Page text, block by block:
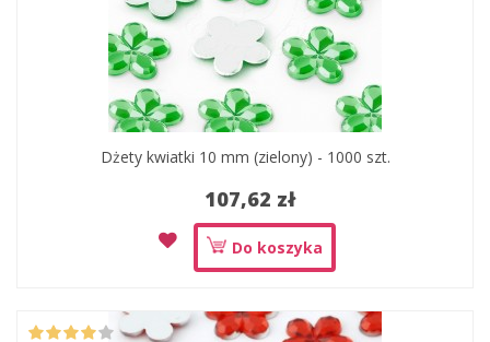
Dżety kwiatki 10 mm (zielony) - 1000 szt.
107,62 zł
Do koszyka